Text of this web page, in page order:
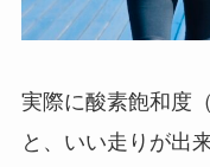
実際に酸素飽和度
と、いい走りが出